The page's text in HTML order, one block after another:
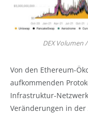
DEX Volumen
Von den Ethereum-
aufkommenden
Infrastruktur-
Veränderungen in der